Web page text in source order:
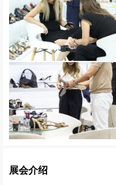
展会介绍